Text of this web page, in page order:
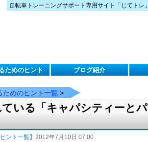
自転車トレーニングサポート専用サイト「じてトレ」
ためのヒント ブログ紹介
ためのヒント一覧 >
いる「キャパシティーと
ント一覧】 2012年7月10日 07:00